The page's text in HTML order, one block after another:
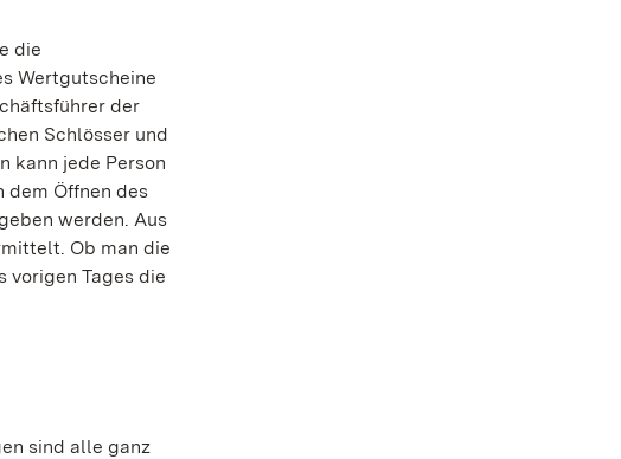
die
Wertgutscheine
der
Schlösser und
kann jede Person
dem Öffnen des
werden. Aus
Ob man die
vorigen Tages die
sind alle ganz